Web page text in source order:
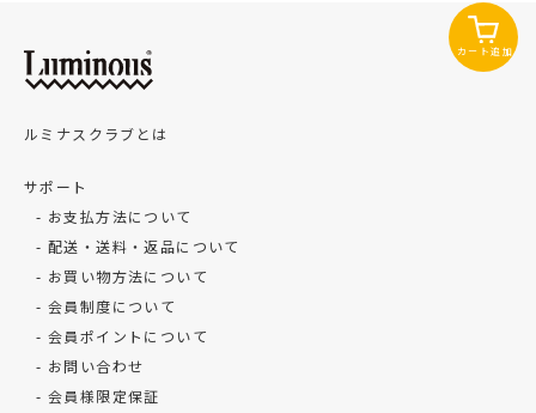
カート追加
ルミナスクラブとは
サポート
お支払方法について
配送・送料・返品について
お買い物方法について
会員制度について
会員ポイントについて
お問い合わせ
会員様限定保証